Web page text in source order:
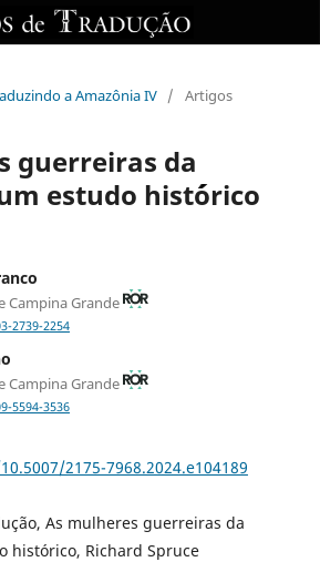
a Amazônia IV / Artigos
guerreiras da
estudo hist´órico
Campina Grande
2739-2254
Campina Grande
5594-3536
2175-7968.2024.e104189
As mulheres guerreiras da
histórico, Richard Spruce